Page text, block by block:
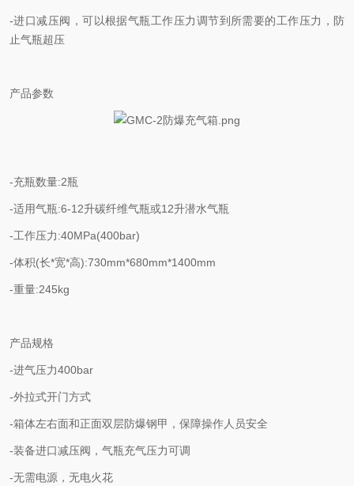
-进口减压阀，可以根据气瓶工作压力调节到所需要的工作压力，防
止气瓶超压
产品参数
-充瓶数量:2瓶
-适用气瓶:6-12升碳纤维气瓶或12升潜水气瓶
-工作压力:40MPa(400bar)
-体积(长*宽*高):730mm*680mm*1400mm
-重量:245kg
产品规格
-进气压力400bar
-外拉式开门方式
-箱体左右面和正面双层防爆钢甲，保障操作人员安全
-装备进口减压阀，气瓶充气压力可调
-无需电源，无电火花